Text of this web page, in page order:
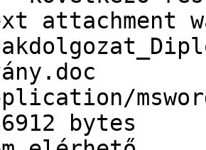
attachment
bytes